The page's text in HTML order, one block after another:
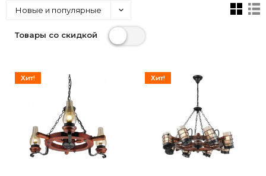
Новые и популярные
Товары со скидкой
Хит! Хит!